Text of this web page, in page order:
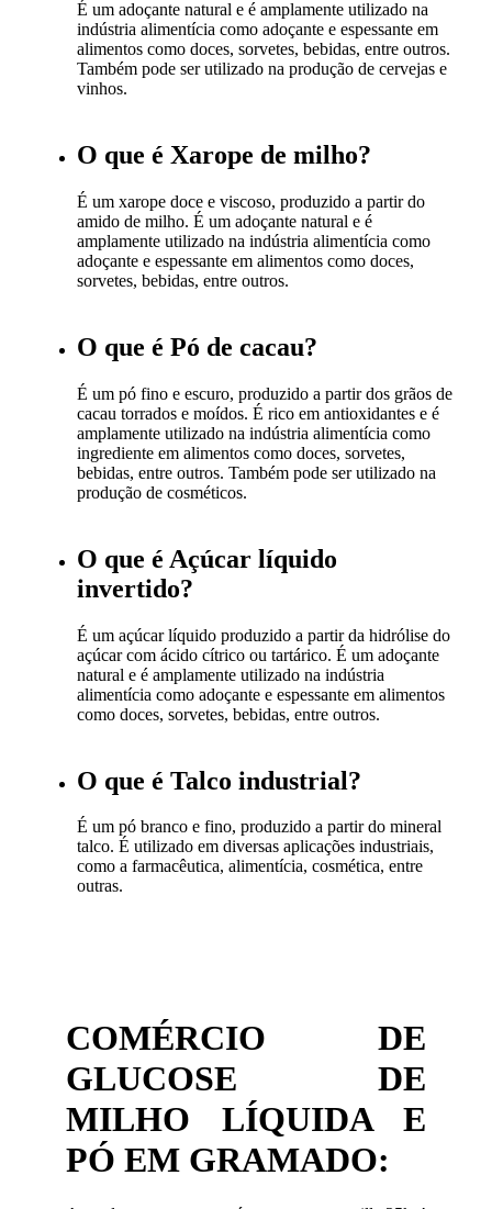
É um adoçante natural e é amplamente utilizado na
indústria alimentícia como adoçante e espessante em
alimentos como doces, sorvetes, bebidas, entre outros.
Também pode ser utilizado na produção de cervejas e
vinhos.
O que é Xarope de milho?
É um xarope doce e viscoso, produzido a partir do
amido de milho. É um adoçante natural e é
amplamente utilizado na indústria alimentícia como
adoçante e espessante em alimentos como doces,
sorvetes, bebidas, entre outros.
O que é Pó de cacau?
É um pó fino e escuro, produzido a partir dos grãos de
cacau torrados e moídos. É rico em antioxidantes e é
amplamente utilizado na indústria alimentícia como
ingrediente em alimentos como doces, sorvetes,
bebidas, entre outros. Também pode ser utilizado na
produção de cosméticos.
O que é Açúcar líquido
invertido?
É um açúcar líquido produzido a partir da hidrólise do
açúcar com ácido cítrico ou tartárico. É um adoçante
natural e é amplamente utilizado na indústria
alimentícia como adoçante e espessante em alimentos
como doces, sorvetes, bebidas, entre outros.
O que é Talco industrial?
É um pó branco e fino, produzido a partir do mineral
talco. É utilizado em diversas aplicações industriais,
como a farmacêutica, alimentícia, cosmética, entre
outras.
COMÉRCIO DE
GLUCOSE DE
MILHO LÍQUIDA E
PÓ EM GRAMADO: